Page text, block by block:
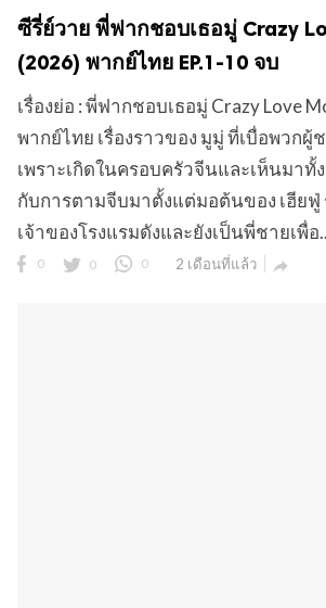
ซีรี่ย์วาย พี่ฟากชอบเธอมู่ Crazy
(2026) พากย์ไทย EP.1-10 จบ
เรื่องย่อ : พี่ฟากชอบเธอมู่ Crazy Love
พากย์ไทย เรื่องราวของ มูมู่ ที่เบื่อพวก
เพราะเกิดในครอบครัวจีนและเห็นมาทั้
กับการตามจีบมาตั้งแต่มอต้นของ เฮีย
เจ้าของโรงแรมดังและยังเป็นพี่ชายเพื่อ
0 0 0 2 เดือนที่แล้ว 